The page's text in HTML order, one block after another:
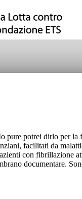
potrei dirlo per
facilitati da
con
documentare.